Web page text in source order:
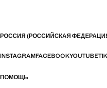
РОССИЯ (РОССИЙСКАЯ
INSTAGRAMFACEBOOKYOUTUBE
ПОМОЩЬ